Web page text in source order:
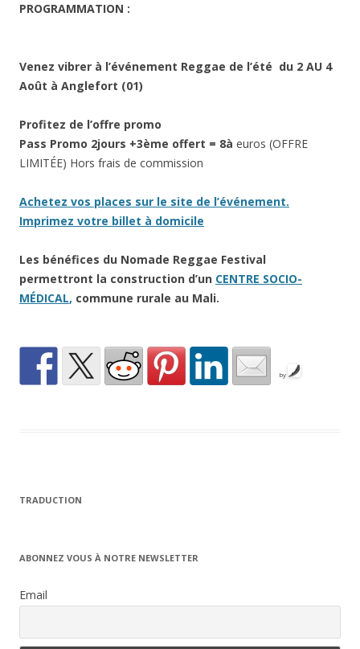
PROGRAMMATION :
Venez vibrer à l’événement Reggae de l’été du 2 AU 4
Août à Anglefort (01)
Profitez de l’offre promo
Pass Promo 2jours +3ème offert = 8à euros (OFFRE
LIMITÉE) Hors frais de commission
Achetez vos places sur le site de l’événement.
Imprimez votre billet à domicile
Les bénéfices du Nomade Reggae Festival
permettront la construction d’un CENTRE SOCIO-
MÉDICAL, commune rurale au Mali.
by
TRADUCTION
ABONNEZ VOUS À NOTRE NEWSLETTER
Email